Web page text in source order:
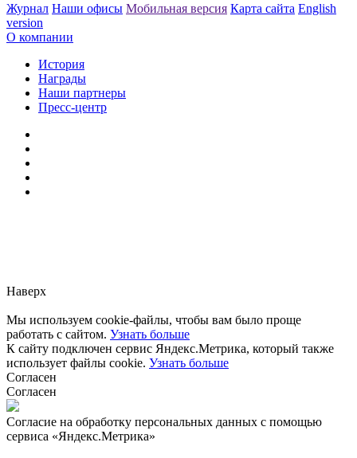
Журнал Наши офисы Мобильная версия Карта сайта English
version
О компании
История
Награды
Наши партнеры
Пресс-центр
Наверх
Мы используем cookie-файлы, чтобы вам было проще
работать с сайтом. Узнать больше
К сайту подключен сервис Яндекс.Метрика, который также
использует файлы cookie. Узнать больше
Согласен
Согласен
Согласие на обработку персональных данных с помощью
сервиса «Яндекс.Метрика»